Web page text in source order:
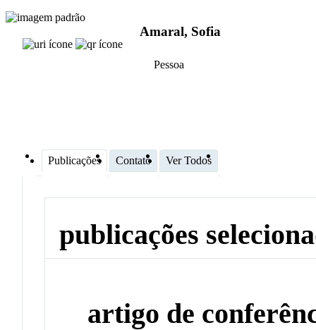
Amaral, Sofia
Pessoa
Publicações Contato Ver Todos
publicações
artigo de